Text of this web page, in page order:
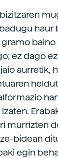
haur
gramo
ez dago
aurretik,
murrizten
bidean
egin